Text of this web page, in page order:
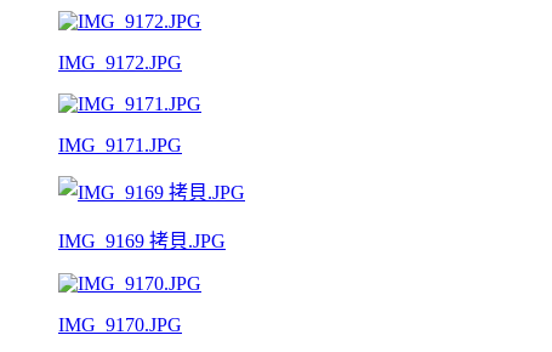
IMG_9172.JPG
IMG_9171.JPG
IMG_9169 拷貝.JPG
IMG_9170.JPG